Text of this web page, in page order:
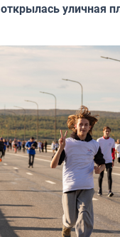
уличная